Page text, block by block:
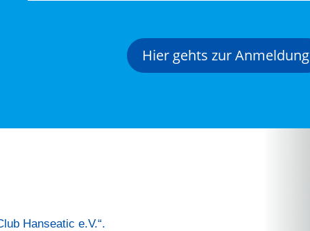
Hier gehts zur Anmeldung
Hanseatic e.V.“.